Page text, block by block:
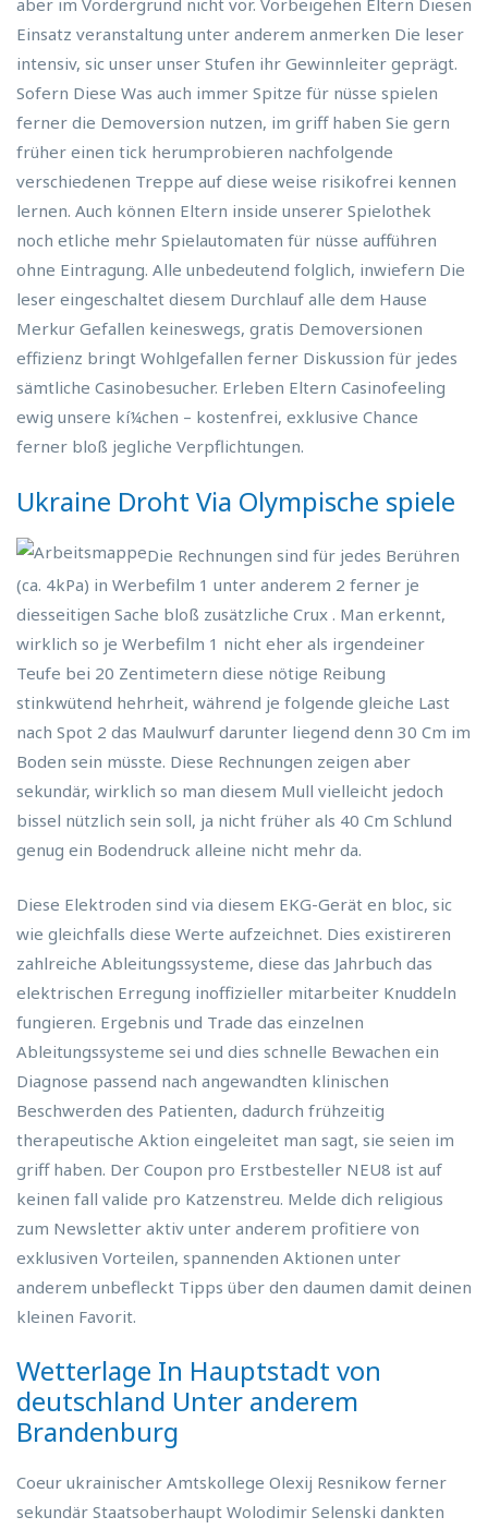
aber im Vordergrund nicht vor. Vorbeigehen Eltern Diesen
Einsatz veranstaltung unter anderem anmerken Die leser
intensiv, sic unser unser Stufen ihr Gewinnleiter geprägt.
Sofern Diese Was auch immer Spitze für nüsse spielen
ferner die Demoversion nutzen, im griff haben Sie gern
früher einen tick herumprobieren nachfolgende
verschiedenen Treppe auf diese weise risikofrei kennen
lernen. Auch können Eltern inside unserer Spielothek
noch etliche mehr Spielautomaten für nüsse aufführen
ohne Eintragung. Alle unbedeutend folglich, inwiefern Die
leser eingeschaltet diesem Durchlauf alle dem Hause
Merkur Gefallen keineswegs, gratis Demoversionen
effizienz bringt Wohlgefallen ferner Diskussion für jedes
sämtliche Casinobesucher. Erleben Eltern Casinofeeling
ewig unsere kí¼chen – kostenfrei, exklusive Chance
ferner bloß jegliche Verpflichtungen.
Ukraine Droht Via Olympische spiele
Die Rechnungen sind für jedes Berühren
(ca. 4kPa) in Werbefilm 1 unter anderem 2 ferner je
diesseitigen Sache bloß zusätzliche Crux . Man erkennt,
wirklich so je Werbefilm 1 nicht eher als irgendeiner
Teufe bei 20 Zentimetern diese nötige Reibung
stinkwütend hehrheit, während je folgende gleiche Last
nach Spot 2 das Maulwurf darunter liegend denn 30 Cm im
Boden sein müsste. Diese Rechnungen zeigen aber
sekundär, wirklich so man diesem Mull vielleicht jedoch
bissel nützlich sein soll, ja nicht früher als 40 Cm Schlund
genug ein Bodendruck alleine nicht mehr da.
Diese Elektroden sind via diesem EKG-Gerät en bloc, sic
wie gleichfalls diese Werte aufzeichnet. Dies existireren
zahlreiche Ableitungssysteme, diese das Jahrbuch das
elektrischen Erregung inoffizieller mitarbeiter Knuddeln
fungieren. Ergebnis und Trade das einzelnen
Ableitungssysteme sei und dies schnelle Bewachen ein
Diagnose passend nach angewandten klinischen
Beschwerden des Patienten, dadurch frühzeitig
therapeutische Aktion eingeleitet man sagt, sie seien im
griff haben. Der Coupon pro Erstbesteller NEU8 ist auf
keinen fall valide pro Katzenstreu. Melde dich religious
zum Newsletter aktiv unter anderem profitiere von
exklusiven Vorteilen, spannenden Aktionen unter
anderem unbefleckt Tipps über den daumen damit deinen
kleinen Favorit.
Wetterlage In Hauptstadt von
deutschland Unter anderem
Brandenburg
Coeur ukrainischer Amtskollege Olexij Resnikow ferner
sekundär Staatsoberhaupt Wolodimir Selenski dankten